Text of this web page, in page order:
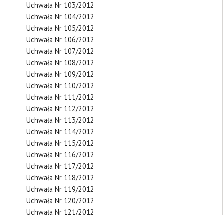
Uchwała Nr 103/2012
Uchwała Nr 104/2012
Uchwała Nr 105/2012
Uchwała Nr 106/2012
Uchwała Nr 107/2012
Uchwała Nr 108/2012
Uchwała Nr 109/2012
Uchwała Nr 110/2012
Uchwała Nr 111/2012
Uchwała Nr 112/2012
Uchwała Nr 113/2012
Uchwała Nr 114/2012
Uchwała Nr 115/2012
Uchwała Nr 116/2012
Uchwała Nr 117/2012
Uchwała Nr 118/2012
Uchwała Nr 119/2012
Uchwała Nr 120/2012
Uchwała Nr 121/2012